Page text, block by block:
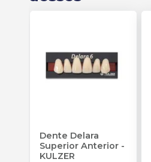
Dente Delara
Superior Anterior -
KULZER